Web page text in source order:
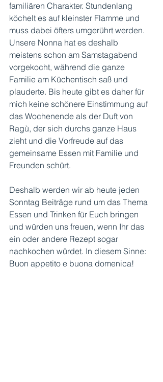
familiären Charakter. Stundenlang
köchelt es auf kleinster Flamme und
muss dabei öfters umgerührt werden.
Unsere Nonna hat es deshalb
meistens schon am Samstagabend
vorgekocht, während die ganze
Familie am Küchentisch saß und
plauderte. Bis heute gibt es daher für
mich keine schönere Einstimmung auf
das Wochenende als der Duft von
Ragù, der sich durchs ganze Haus
zieht und die Vorfreude auf das
gemeinsame Essen mit Familie und
Freunden schürt.
Deshalb werden wir ab heute jeden
Sonntag Beiträge rund um das Thema
Essen und Trinken für Euch bringen
und würden uns freuen, wenn Ihr das
ein oder andere Rezept sogar
nachkochen würdet. In diesem Sinne:
Buon appetito e buona domenica!